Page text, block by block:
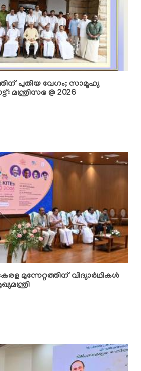
പുതിയ വേഗം; സാമൂഹ്യ
മന്ത്രിസഭ @ 2026
മുന്നേറ്റത്തിന് വിദ്യാർഥികൾ